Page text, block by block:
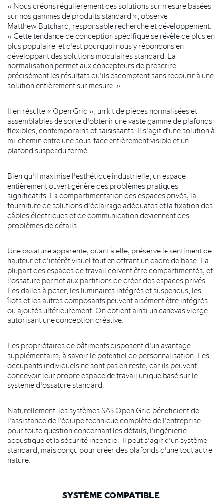
« Nous créons régulièrement des solutions sur mesure basées
sur nos gammes de produits standard », observe
Matthew Butchard, responsable recherche et développement.
« Cette tendance de conception spécifique se révèle de plus en
plus populaire, et c'est pourquoi nous y répondons en
développant des solutions modulaires standard. La
normalisation permet aux concepteurs de prescrire
précisément les résultats qu'ils escomptent sans recourir à une
solution entièrement sur mesure. »
Il en résulte « Open Grid », un kit de pièces normalisées et
assemblables de sorte d'obtenir une vaste gamme de plafonds
flexibles, contemporains et saisissants. Il s'agit d'une solution à
mi-chemin entre une sous-face entièrement visible et un
plafond suspendu fermé.
Bien qu'il maximise l'esthétique industrielle, un espace
entièrement ouvert génère des problèmes pratiques
significatifs. La compartimentation des espaces privés, la
fourniture de solutions d'éclairage adéquates et la fixation des
câbles électriques et de communication deviennent des
problèmes de détails.
Une ossature apparente, quant à elle, préserve le sentiment de
hauteur et d'intérêt visuel tout en offrant un cadre de base. La
plupart des espaces de travail doivent être compartimentés, et
l'ossature permet aux partitions de créer des espaces privés.
Les dalles à poser, les luminaires intégrés et suspendus, les
îlots et les autres composants peuvent aisément être intégrés
ou ajoutés ultérieurement. On obtient ainsi un canevas vierge
autorisant une conception créative.
Les propriétaires de bâtiments disposent d'un avantage
supplémentaire, à savoir le potentiel de personnalisation. Les
occupants individuels ne sont pas en reste, car ils peuvent
concevoir leur propre espace de travail unique basé sur le
système d'ossature standard.
Naturellement, les systèmes SAS Open Grid bénéficient de
l'assistance de l'équipe technique complète de l'entreprise
pour toute question concernant les détails, l'ingénierie
acoustique et la sécurité incendie. Il peut s'agir d'un système
standard, mais conçu pour créer des plafonds d'une tout autre
nature.
SYSTÈME COMPATIBLE